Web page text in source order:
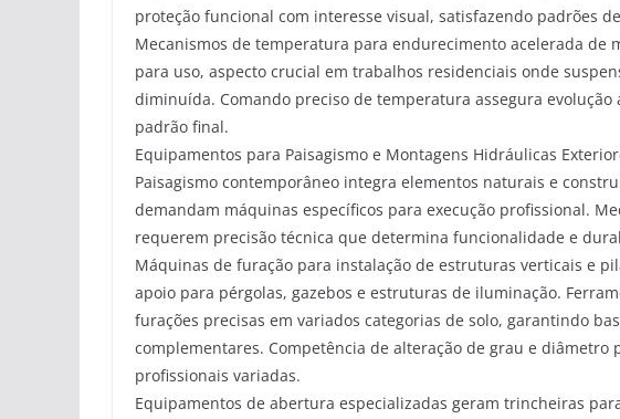
proteção funcional com interesse visual, satisfazendo padrões
Mecanismos de temperatura para endurecimento acelerada de
para uso, aspecto crucial em trabalhos residenciais onde
diminuída. Comando preciso de temperatura assegura
padrão final.
Equipamentos para Paisagismo e Montagens Hidráulicas
Paisagismo contemporâneo integra elementos naturais e
demandam máquinas específicos para execução profissional.
requerem precisão técnica que determina funcionalidade e
Máquinas de furação para instalação de estruturas verticais e
apoio para pérgolas, gazebos e estruturas de iluminação.
furações precisas em variados categorias de solo, garantindo
complementares. Competência de alteração de grau e diâmetro
profissionais variadas.
Equipamentos de abertura especializadas geram trincheiras